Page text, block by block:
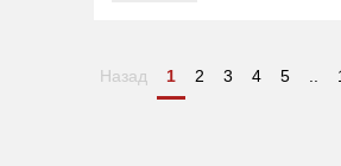
Назад 1 2 3 4 5